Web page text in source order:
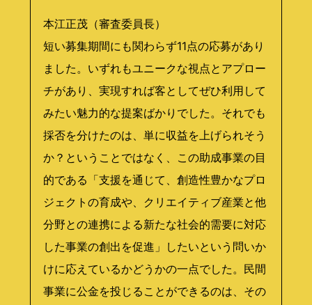
本江正茂（審査委員長）
短い募集期間にも関わらず11点の応募があり
ました。いずれもユニークな視点とアプロー
チがあり、実現すれば客としてぜひ利用して
みたい魅力的な提案ばかりでした。それでも
採否を分けたのは、単に収益を上げられそう
か？ということではなく、この助成事業の目
的である「支援を通じて、創造性豊かなプロ
ジェクトの育成や、クリエイティブ産業と他
分野との連携による新たな社会的需要に対応
した事業の創出を促進」したいという問いか
けに応えているかどうかの一点でした。民間
事業に公金を投じることができるのは、その